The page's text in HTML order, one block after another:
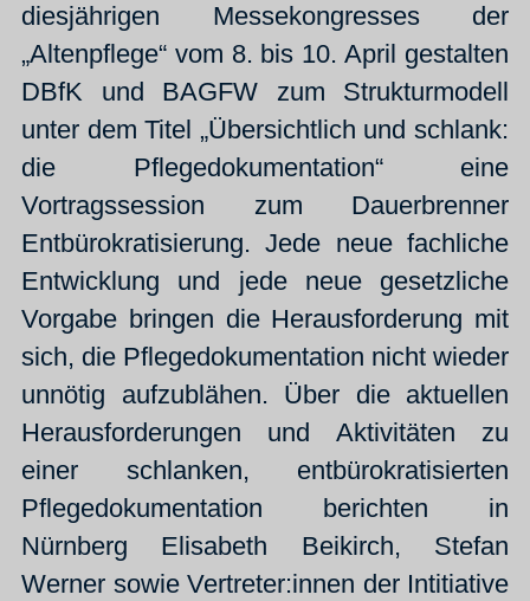
diesjährigen Messekongresses der
„Altenpflege“ vom 8. bis 10. April gestalten
DBfK und BAGFW zum Strukturmodell
unter dem Titel „Übersichtlich und schlank:
die Pflegedokumentation“ eine
Vortragssession zum Dauerbrenner
Entbürokratisierung. Jede neue fachliche
Entwicklung und jede neue gesetzliche
Vorgabe bringen die Herausforderung mit
sich, die Pflegedokumentation nicht wieder
unnötig aufzublähen. Über die aktuellen
Herausforderungen und Aktivitäten zu
einer schlanken, entbürokratisierten
Pflegedokumentation berichten in
Nürnberg Elisabeth Beikirch, Stefan
Werner sowie Vertreter:innen der Intitiative